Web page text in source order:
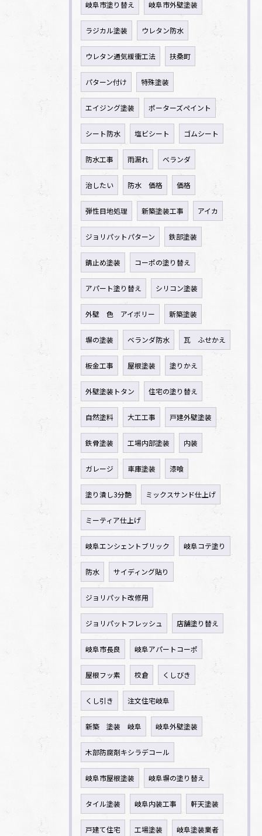
岐阜市塗り替え 岐阜市外壁塗装
ラジカル塗装 ウレタン防水
ウレタン通気緩衝工法 扶桑町
パターン付け 特殊塗装
エイジング塗装 ポーターズペイント
シート防水 塩ビシート ゴムシート
防水工事 雨漏れ ベランダ
治したい 防水 価格 価格
弾性目地処理 新築塗装工事 アイカ
ジョリパットパターン 鉄部塗装
錆止め塗装 コーポの塗り替え
アパート塗り替え シリコン塗装
外壁 色 アイボリー 新築塗装
塀の塗装 ベランダ防水 瓦 ふせかえ
板金工事 屋根塗装 塗りかえ
外壁塗装トタン 住宅の塗り替え
自然塗料 大工工事 戸建外壁塗装
鉄骨塗装 工場内部塗装 内装
ガレージ 車庫塗装 漆喰
塗り潰し3分艶 ミックスサンド仕上げ
ミーティア仕上げ
岐阜エンシェントブリック 岐阜コテ塗り
防水 サイディング貼り
ジョリパット改修用
ジョリパットフレッシュ 店舗塗り替え
岐阜市長良 岐阜アパートコーポ
屋根フッ素 校倉 くしびき
くし引き 注文住宅岐阜
新築 塗装 岐阜 岐阜外壁塗装
木部防腐剤キシラデコール
岐阜市屋根塗装 岐阜塀の塗り替え
タイル塗装 岐阜内装工事 軒天塗装
戸建て住宅 工場塗装 岐阜塗装業者